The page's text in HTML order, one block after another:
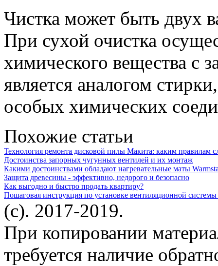
Чистка может быть двух
При сухой очистка
химического вещества с
является аналогом
особых химических
Похожие статьи
Технология ремонта дисковой пилы Макита: каким правилам
Достоинства запорных чугунных вентилей и их монтаж
Какими достоинствами обладают нагревательные маты
Защита древесины - эффективно, недорого и безопасно
Как выгодно и быстро продать квартиру?
Пошаговая инструкция по установке вентиляционной системы
(c). 2017-2019.
При копировании
требуется наличие